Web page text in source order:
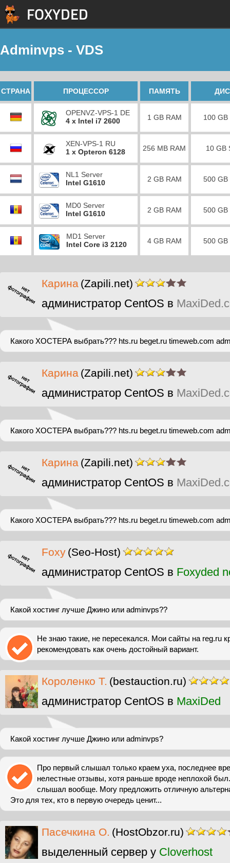
Adminvps - VDS
СТРАНА ПРОЦЕССОР ПАМЯТЬ
OPENVZ-VPS-1 DE
4 x Intel i7 2600
1 GB RAM 100 GB
XEN-VPS-1 RU
1 x Opteron 6128
256 MB RAM 10 GB
NL1 Server
Intel G1610
2 GB RAM 500 GB
MD0 Server
Intel G1610
2 GB RAM 500 GB
MD1 Server
Intel Core i3 2120
4 GB RAM 500 GB
Карина (Zapili.net)
администратор CentOS в
Какого ХОСТЕРА выбрать??? hts.ru beget.ru timeweb.com
Карина (Zapili.net)
администратор CentOS в
Какого ХОСТЕРА выбрать??? hts.ru beget.ru timeweb.com
Карина (Zapili.net)
администратор CentOS в
Какого ХОСТЕРА выбрать??? hts.ru beget.ru timeweb.com
Foxy (Seo-Host)
администратор CentOS в Foxyded
Какой хостинг лучше Джино или adminvps??
Не знаю такие, не пересекался. Мои сайты на reg.ru
рекомендовать как очень достойный вариант.
Короленко Т. (bestauction.ru)
администратор CentOS в MaxiDed
Какой хостинг лучше Джино или adminvps?
Про первый слышал только краем уха, последнее
нелестные отзывы, хотя раньше вроде неплохой
слышал вообще. Могу предложить отличную
Это для тех, кто в первую очередь ценит...
Пасечкина О. (HostObzor.ru)
выделенный сервер у Cloverhost